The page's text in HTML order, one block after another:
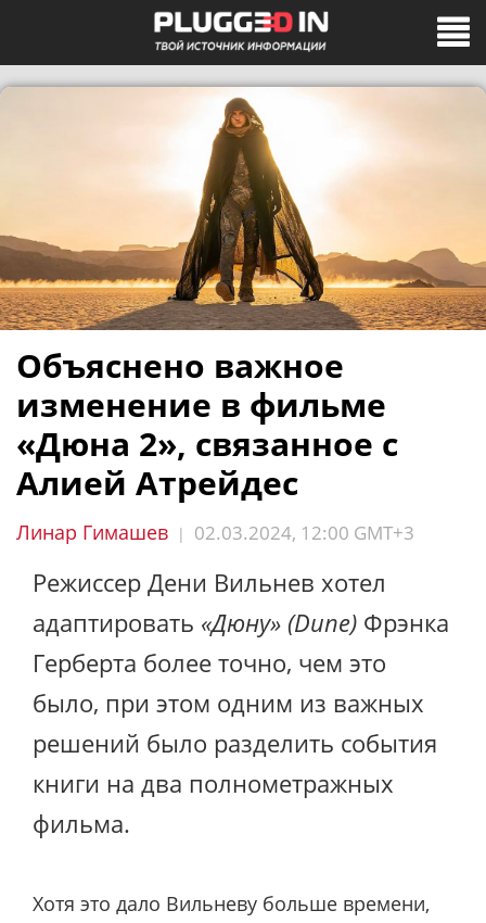
Объяснено важное
изменение в фильме
«Дюна 2», связанное с
Алией Атрейдес
Линар Гимашев | 02.03.2024, 12:00 GMT+3
Режиссер Дени Вильнев хотел
адаптировать «Дюну» (Dune) Фрэнка
Герберта более точно, чем это
было, при этом одним из важных
решений было разделить события
книги на два полнометражных
фильма.
Хотя это дало Вильневу больше времени,